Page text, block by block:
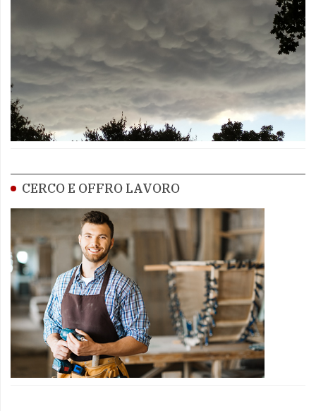
CERCO E OFFRO LAVORO